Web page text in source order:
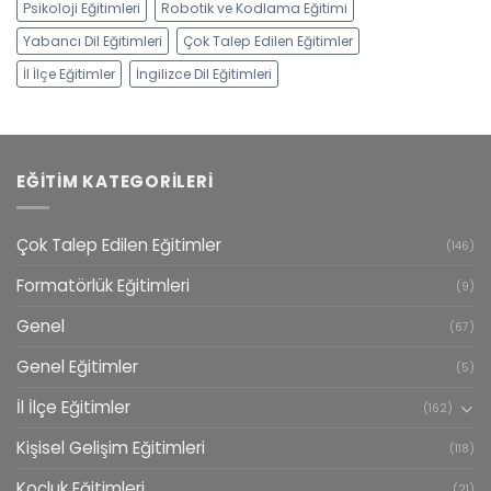
Psikoloji Eğitimleri
Robotik ve Kodlama Eğitimi
Yabancı Dil Eğitimleri
Çok Talep Edilen Eğitimler
İl İlçe Eğitimler
İngilizce Dil Eğitimleri
EĞITIM KATEGORILERI
Çok Talep Edilen Eğitimler (146)
Formatörlük Eğitimleri (9)
Genel (67)
Genel Eğitimler (5)
İl İlçe Eğitimler (162)
Kişisel Gelişim Eğitimleri (118)